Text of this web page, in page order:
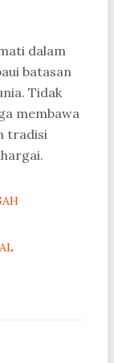
dalam
batasan
Tidak
membawa
tradisi